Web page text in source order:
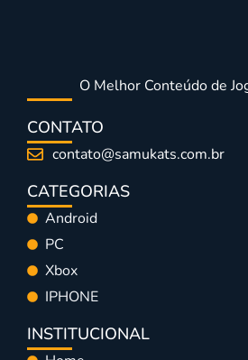
O Melhor Conteúdo de
CONTATO
contato@samukats.com.br
CATEGORIAS
Android
PC
Xbox
IPHONE
INSTITUCIONAL